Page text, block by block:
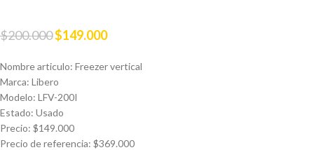
$200.000$149.000
Nombre articulo: Freezer vertical
Marca: Libero
Modelo: LFV-200I
Estado: Usado
Precio: $149.000
Precio de referencia: $369.000